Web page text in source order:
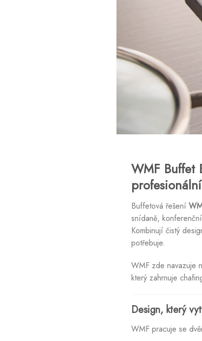
WMF Buffet
Buffetová řešení
snídaně,
Kombinují čistý
potřebuje.
WMF zde navazuje
který zahrnuje
Design, který
WMF pracuje se